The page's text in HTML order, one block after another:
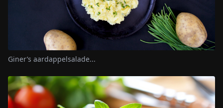
Giner’s aardappelsalade...